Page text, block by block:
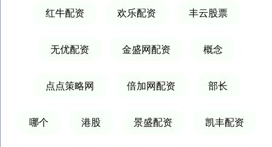
红牛配资 欢乐配资 丰云股票
无优配资 金盛网配资 概念
点点策略网 倍加网配资 部长
哪个 港股 景盛配资 凯丰配资